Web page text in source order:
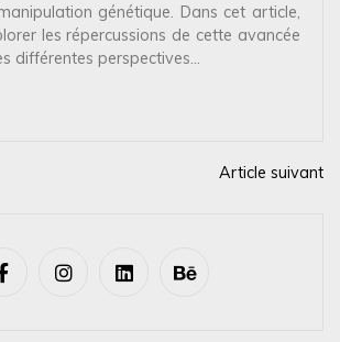
génétique. Dans cet article,
les répercussions de cette avancée
différentes perspectives...
Article suivant